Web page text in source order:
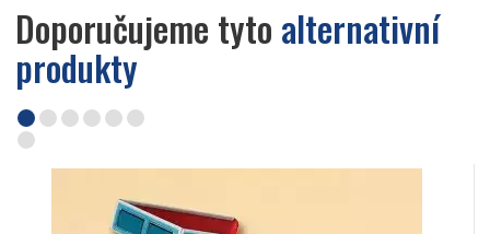
Doporučujeme tyto alternativní
produkty